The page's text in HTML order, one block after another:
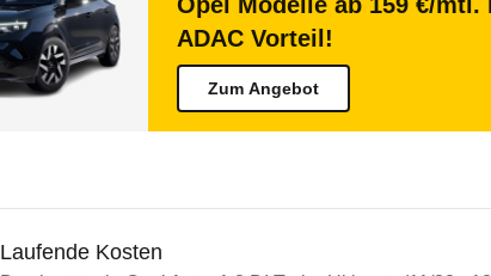
ADAC Vorteil!
Zum Angebot
Laufende Kosten